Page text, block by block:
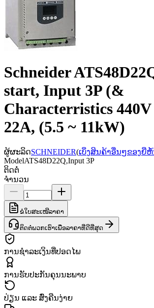
Schneider
start, Input 3P (&
Characterristics 440V
22A, (5.5 ~ 11kW)
ຜູ້ຜະລິດSCHNEIDER(ເບິ່ງສິນຄ້າອື່ນໆຂອງຍີ່
ModelATS48D22Q,Input 3P
ຕິດຕໍ່
ຈຳນວນ
ຂໍໃບສະເໜີລາຄາ
ຕິດຕໍ່ພວກເຮົາເພື່ອລາຄາທີ່ດີທີ່ສຸດ
ການຊຳລະເງິນທີ່ປອດໄພ
ການຮັບປະກັນຄຸນນະພາບ
ປ່ຽນ ແລະ ສົ່ງຄືນງ່າຍ